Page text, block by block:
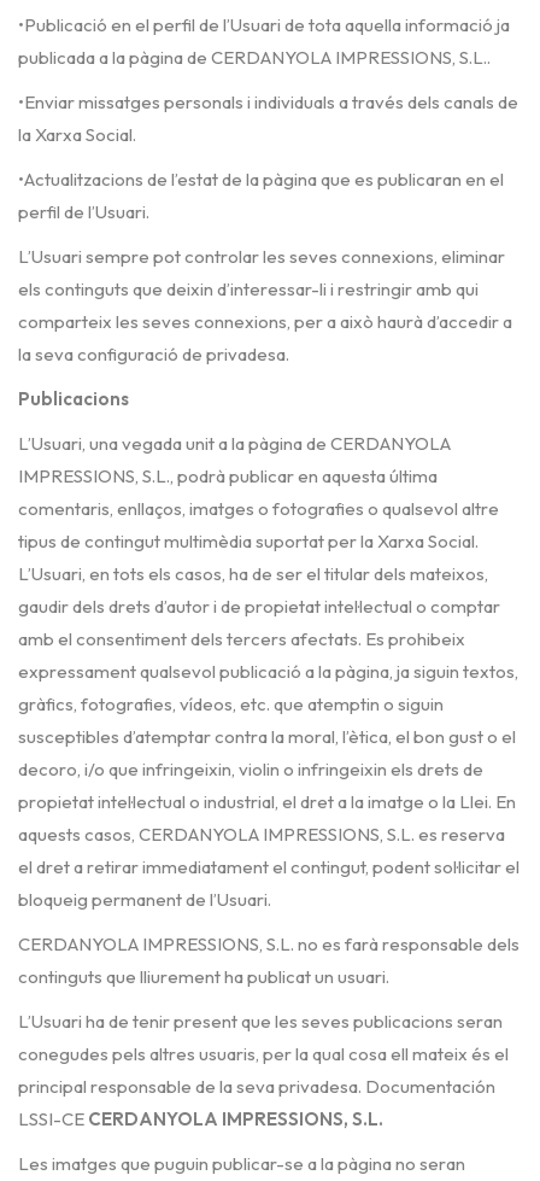
•Publicació en el perfil de l’Usuari de tota aquella informació ja
publicada a la pàgina de CERDANYOLA IMPRESSIONS, S.L..
•Enviar missatges personals i individuals a través dels canals de
la Xarxa Social.
•Actualitzacions de l’estat de la pàgina que es publicaran en el
perfil de l’Usuari.
L’Usuari sempre pot controlar les seves connexions, eliminar
els continguts que deixin d’interessar-li i restringir amb qui
comparteix les seves connexions, per a això haurà d’accedir a
la seva configuració de privadesa.
Publicacions
L’Usuari, una vegada unit a la pàgina de CERDANYOLA
IMPRESSIONS, S.L., podrà publicar en aquesta última
comentaris, enllaços, imatges o fotografies o qualsevol altre
tipus de contingut multimèdia suportat per la Xarxa Social.
L’Usuari, en tots els casos, ha de ser el titular dels mateixos,
gaudir dels drets d’autor i de propietat intel·lectual o comptar
amb el consentiment dels tercers afectats. Es prohibeix
expressament qualsevol publicació a la pàgina, ja siguin textos,
gràfics, fotografies, vídeos, etc. que atemptin o siguin
susceptibles d’atemptar contra la moral, l’ètica, el bon gust o el
decoro, i/o que infringeixin, violin o infringeixin els drets de
propietat intel·lectual o industrial, el dret a la imatge o la Llei. En
aquests casos, CERDANYOLA IMPRESSIONS, S.L. es reserva
el dret a retirar immediatament el contingut, podent sol·licitar el
bloqueig permanent de l’Usuari.
CERDANYOLA IMPRESSIONS, S.L. no es farà responsable dels
continguts que lliurement ha publicat un usuari.
L’Usuari ha de tenir present que les seves publicacions seran
conegudes pels altres usuaris, per la qual cosa ell mateix és el
principal responsable de la seva privadesa. Documentación
LSSI-CE CERDANYOLA IMPRESSIONS, S.L.
Les imatges que puguin publicar-se a la pàgina no seran